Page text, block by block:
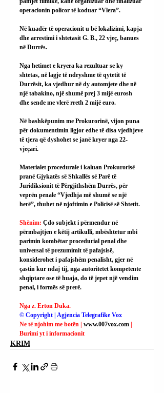
operacionin policor të koduar “Vlera”.
Në kuadër të operacionit u bë lokalizimi, kapja
dhe arrestimi i shtetasit G. B., 22 vjeç, banues
në Durrës.
Nga hetimet e kryera ka rezultuar se ky
shtetas, në lagje të ndryshme të qytetit të
Durrësit, ka vjedhur në dy automjete dhe në
një tabakino, një shumë prej 3 mijë eurosh
dhe sende me vlerë rreth 2 mijë euro.
Në bashkëpunim me Prokurorinë, vijon puna
për dokumentimin ligjor edhe të disa vjedhjeve
të tjera që dyshohet se janë kryer nga 22-
vjeçari.
Materialet procedurale i kaluan Prokurorisë
pranë Gjykatës së Shkallës së Parë të
Juridiksionit të Përgjithshëm Durrës, për
veprën penale “Vjedhja më shumë se një
herë”, thuhet në njoftimin e Policisë së Shtetit.
Shënim: Çdo subjekt i përmendur në
përmbajtjen e këtij artikulli, mbështetur mbi
parimin kombëtar procedurial penal dhe
universal të prezumimit të pafajsisë,
konsiderohet i pafajshëm penalisht, gjer në
çastin kur ndaj tij, nga autoritetet kompetente
shqiptare ose të huaja, do të jepet një vendim
penal, i formës së prerë.
Nga z. Erton Duka.
© Copyright | Agjencia Telegrafike Vox
Ne të njohim me botën | www.007vox.com
Burimi yt i informacionit
KRIM